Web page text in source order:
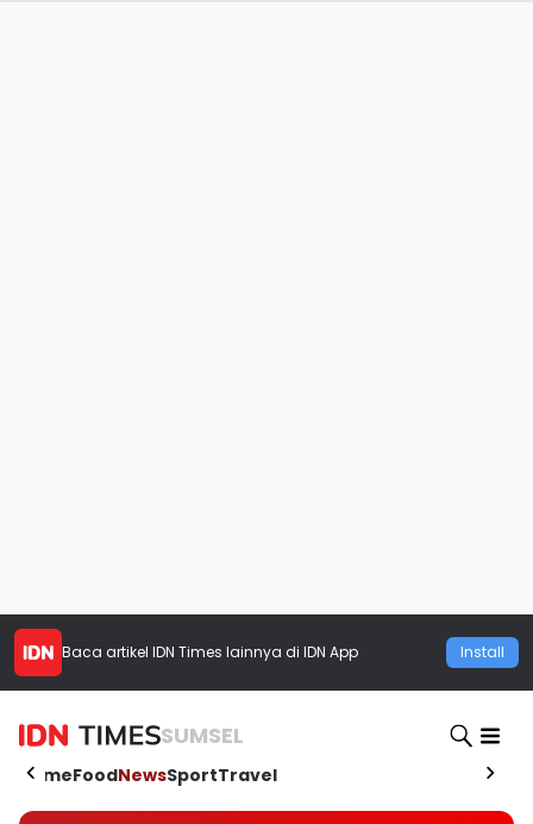
Baca artikel IDN Times lainnya di IDN App Install
SUMSEL
HomeFoodNewsSportTravel